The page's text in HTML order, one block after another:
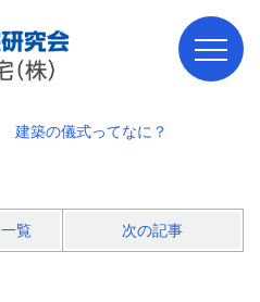
建築の儀式ってなに？
一覧 次の記事